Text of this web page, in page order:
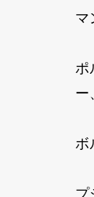
マ
ポ
ボ